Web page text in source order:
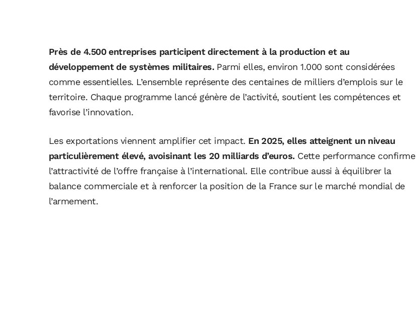
Près de 4.500 entreprises participent directement à la production et au
développement de systèmes militaires. Parmi elles, environ 1.000 sont considérées
comme essentielles. L’ensemble représente des centaines de milliers d’emplois sur le
territoire. Chaque programme lancé génère de l’activité, soutient les compétences et
favorise l’innovation.
Les exportations viennent amplifier cet impact. En 2025, elles atteignent un niveau
particulièrement élevé, avoisinant les 20 milliards d’euros. Cette performance confirme
l’attractivité de l’offre française à l’international. Elle contribue aussi à équilibrer la
balance commerciale et à renforcer la position de la France sur le marché mondial de
l’armement.